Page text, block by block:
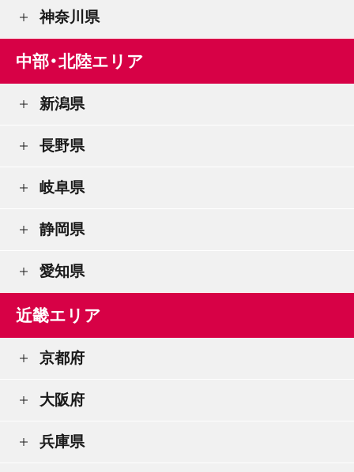
神奈川県
中部・北陸エリア
新潟県
長野県
岐阜県
静岡県
愛知県
近畿エリア
京都府
大阪府
兵庫県